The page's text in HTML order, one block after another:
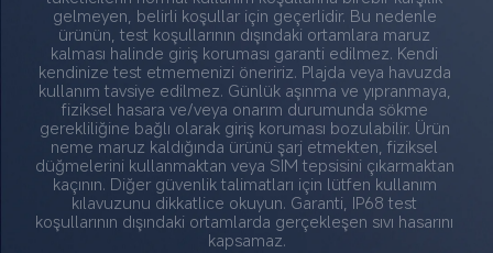
gelmeyen, belirli koşullar için geçerlidir. Bu nedenle
ürünün, test koşullarının dışındaki ortamlara maruz
kalması halinde giriş koruması garanti edilmez. Kendi
kendinize test etmemenizi öneririz. Plajda veya havuzda
kullanım tavsiye edilmez. Günlük aşınma ve yıpranmaya,
fiziksel hasara ve/veya onarım durumunda sökme
gerekliliğine bağlı olarak giriş koruması bozulabilir. Ürün
neme maruz kaldığında ürünü şarj etmekten, fiziksel
düğmelerini kullanmaktan veya SIM tepsisini çıkarmaktan
kaçının. Diğer güvenlik talimatları için lütfen kullanım
kılavuzunu dikkatlice okuyun. Garanti, IP68 test
koşullarının dışındaki ortamlarda gerçekleşen sıvı hasarını
kapsamaz.